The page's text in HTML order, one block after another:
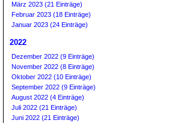
März 2023 (21 Einträge)
Februar 2023 (18 Einträge)
Januar 2023 (24 Einträge)
2022
Dezember 2022 (9 Einträge)
November 2022 (8 Einträge)
Oktober 2022 (10 Einträge)
September 2022 (9 Einträge)
August 2022 (4 Einträge)
Juli 2022 (21 Einträge)
Juni 2022 (21 Einträge)